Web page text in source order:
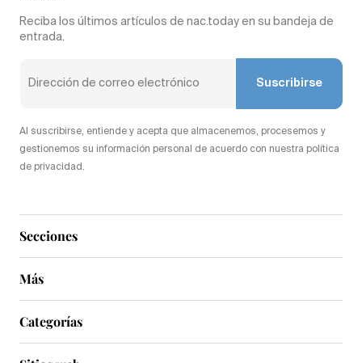
Secciones
Más
Reciba los últimos artículos de nac.today en su bandeja de
entrada.
Suscribirse
Al suscribirse, entiende y acepta que almacenemos, procesemos y
gestionemos su información personal de acuerdo con nuestra política
de privacidad.
Categorías